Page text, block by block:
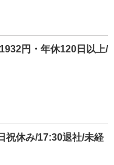
円・年休120日以上/
祝休み/17:30退社/未経